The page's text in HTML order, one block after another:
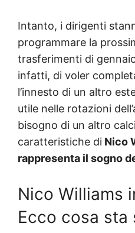
Intanto, i dirigenti
programmare la
trasferimenti di
infatti, di voler
l’innesto di un altro
utile nelle rotazioni
bisogno di un altro
caratteristiche di Nico
rappresenta il sogno
Nico Williams
Ecco cosa sta